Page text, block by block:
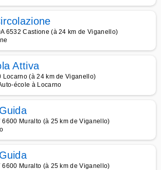
6532 Castione (à 24 km de Viganello)
Attiva
Locarno (à 24 km de Viganello)
école à Locarno
6600 Muralto (à 25 km de Viganello)
6600 Muralto (à 25 km de Viganello)